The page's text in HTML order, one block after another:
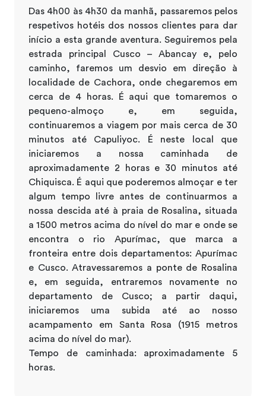
Das 4h00 às 4h30 da manhã, passaremos pelos
respetivos hotéis dos nossos clientes para dar
início a esta grande aventura. Seguiremos pela
estrada principal Cusco – Abancay e, pelo
caminho, faremos um desvio em direção à
localidade de Cachora, onde chegaremos em
cerca de 4 horas. É aqui que tomaremos o
pequeno-almoço e, em seguida,
continuaremos a viagem por mais cerca de 30
minutos até Capuliyoc. É neste local que
iniciaremos a nossa caminhada de
aproximadamente 2 horas e 30 minutos até
Chiquisca. É aqui que poderemos almoçar e ter
algum tempo livre antes de continuarmos a
nossa descida até à praia de Rosalina, situada
a 1500 metros acima do nível do mar e onde se
encontra o rio Apurímac, que marca a
fronteira entre dois departamentos: Apurímac
e Cusco. Atravessaremos a ponte de Rosalina
e, em seguida, entraremos novamente no
departamento de Cusco; a partir daqui,
iniciaremos uma subida até ao nosso
acampamento em Santa Rosa (1915 metros
acima do nível do mar).
Tempo de caminhada: aproximadamente 5
horas.